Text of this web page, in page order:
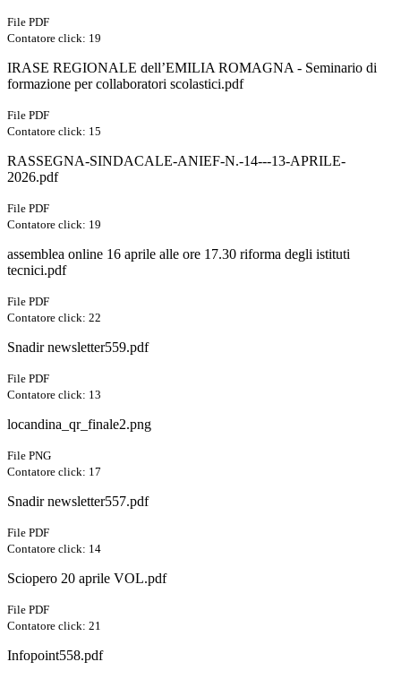
File PDF
Contatore click: 19
IRASE REGIONALE dell’EMILIA ROMAGNA - Seminario di
formazione per collaboratori scolastici.pdf
File PDF
Contatore click: 15
RASSEGNA-SINDACALE-ANIEF-N.-14---13-APRILE-
2026.pdf
File PDF
Contatore click: 19
assemblea online 16 aprile alle ore 17.30 riforma degli istituti
tecnici.pdf
File PDF
Contatore click: 22
Snadir newsletter559.pdf
File PDF
Contatore click: 13
locandina_qr_finale2.png
File PNG
Contatore click: 17
Snadir newsletter557.pdf
File PDF
Contatore click: 14
Sciopero 20 aprile VOL.pdf
File PDF
Contatore click: 21
Infopoint558.pdf